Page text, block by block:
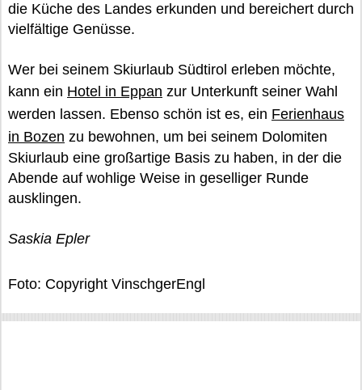
die Küche des Landes erkunden und bereichert durch
vielfältige Genüsse.
Wer bei seinem Skiurlaub Südtirol erleben möchte,
kann ein Hotel in Eppan zur Unterkunft seiner Wahl
werden lassen. Ebenso schön ist es, ein Ferienhaus
in Bozen zu bewohnen, um bei seinem Dolomiten
Skiurlaub eine großartige Basis zu haben, in der die
Abende auf wohlige Weise in geselliger Runde
ausklingen.
Saskia Epler
Foto: Copyright VinschgerEngl